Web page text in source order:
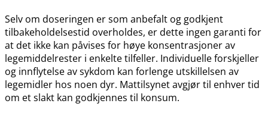
Selv om doseringen er som anbefalt og godkjent
tilbakeholdelsestid overholdes, er dette ingen garanti for
at det ikke kan påvises for høye konsentrasjoner av
legemiddelrester i enkelte tilfeller. Individuelle forskjeller
og innflytelse av sykdom kan forlenge utskillelsen av
legemidler hos noen dyr. Mattilsynet avgjør til enhver tid
om et slakt kan godkjennes til konsum.